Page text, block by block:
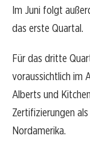
Im Juni folgt
das erste Quartal.
Für das dritte
voraussichtlich im
Alberts und
Zertifizierungen
Nordamerika.